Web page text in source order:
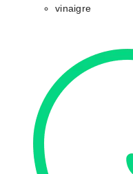
vinaigre